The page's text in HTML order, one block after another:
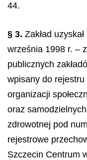
44.
§ 3. Zakład
września 1998 r. –
publicznych
wpisany do
organizacji
oraz
zdrowotnej pod
rejestrowe
Szczecin Centrum